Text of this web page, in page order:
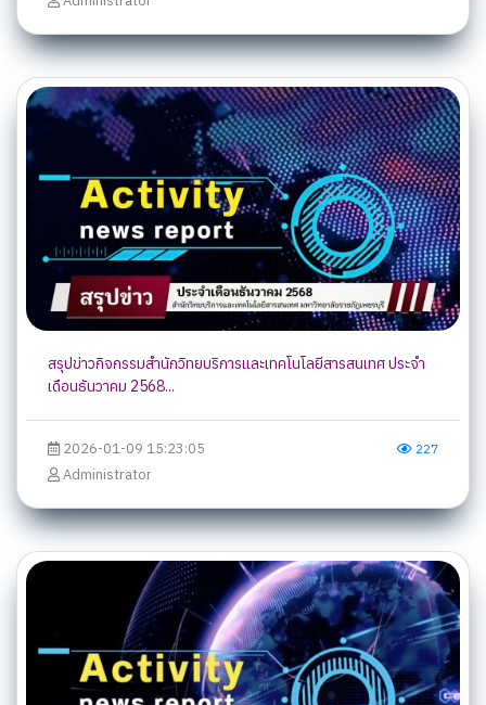
สรุปข่าวกิจกรรมสำนักวิทยบริการและเทคโนโลยีสารสนเทศ ประจำ
เดือนธันวาคม 2568...
2026-01-09 15:23:05
Administrator
227